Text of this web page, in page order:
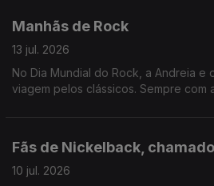
Manhãs de Rock
13 jul. 2026
No Dia Mundial do Rock, a Andreia e
viagem pelos clássicos. Sempre com
Fãs de Nickelback,
10 jul. 2026